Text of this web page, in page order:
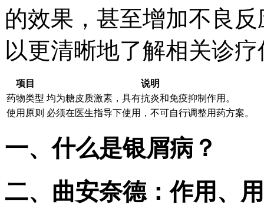
的效果，甚至增加不良
以更清晰地了解相关诊
项目
说明
药物类型 均为糖皮质激素，具有抗炎和免疫抑制作用。
使用原则 必须在医生指导下使用，不可自行调整用药方案。
一、什么是银屑病？
二、曲安奈德：作用、